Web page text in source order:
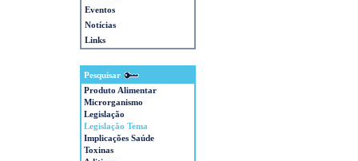
Eventos
Notícias
Links
Pesquisar
Produto Alimentar
Microrganismo
Legislação
Legislação Tema
Implicações Saúde
Toxinas